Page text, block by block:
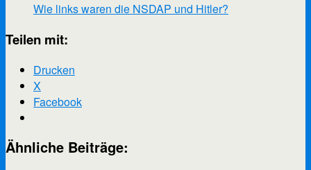
Wie links waren die NSDAP und Hitler?
Teilen mit:
Drucken
X
Facebook
Ähnliche Beiträge: